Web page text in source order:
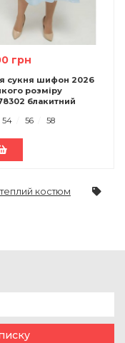
грн
сукня шифон 2026
розміру
блакитний
54 56 58
теплий костюм